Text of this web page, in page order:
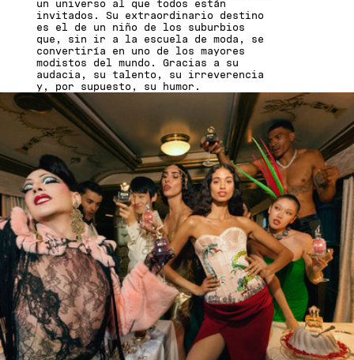
un universo al que todos están
invitados. Su extraordinario destino
es el de un niño de los suburbios
que, sin ir a la escuela de moda, se
convertiría en uno de los mayores
modistos del mundo. Gracias a su
audacia, su talento, su irreverencia
y, por supuesto, su humor.